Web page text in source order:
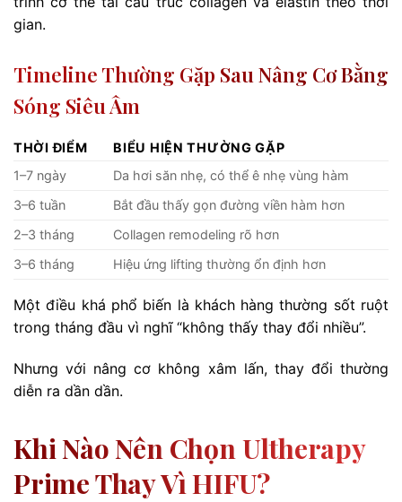
gian.
Timeline Thường Gặp Sau Nâng Cơ Bằng
Sóng Siêu Âm
THỜI ĐIỂM
BIỂU HIỆN THƯỜNG GẶP
1–7 ngày
Da hơi săn nhẹ, có thể ê nhẹ vùng hàm
3–6 tuần
Bắt đầu thấy gọn đường viền hàm hơn
2–3 tháng
Collagen remodeling rõ hơn
3–6 tháng
Hiệu ứng lifting thường ổn định hơn
Một điều khá phổ biến là khách hàng thường sốt ruột
trong tháng đầu vì nghĩ “không thấy thay đổi nhiều”.
Nhưng với nâng cơ không xâm lấn, thay đổi thường
diễn ra dần dần.
Khi Nào Nên Chọn Ultherapy
Prime Thay Vì HIFU?